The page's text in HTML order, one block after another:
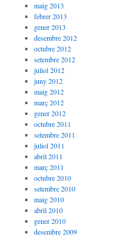
maig 2013
febrer 2013
gener 2013
desembre 2012
octubre 2012
setembre 2012
juliol 2012
juny 2012
maig 2012
març 2012
gener 2012
octubre 2011
setembre 2011
juliol 2011
abril 2011
març 2011
octubre 2010
setembre 2010
maig 2010
abril 2010
gener 2010
desembre 2009